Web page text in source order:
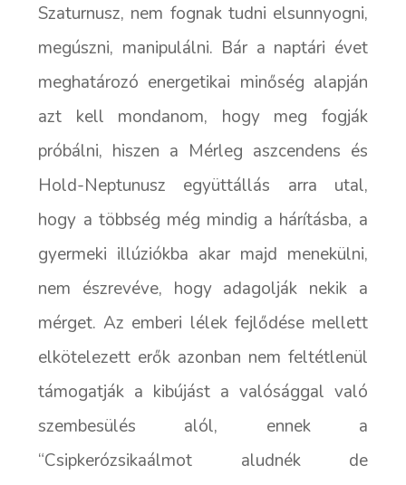
Szaturnusz, nem fognak tudni elsunnyogni,
megúszni, manipulálni. Bár a naptári évet
meghatározó energetikai minőség alapján
azt kell mondanom, hogy meg fogják
próbálni, hiszen a Mérleg aszcendens és
Hold-Neptunusz együttállás arra utal,
hogy a többség még mindig a hárításba, a
gyermeki illúziókba akar majd menekülni,
nem észrevéve, hogy adagolják nekik a
mérget. Az emberi lélek fejlődése mellett
elkötelezett erők azonban nem feltétlenül
támogatják a kibújást a valósággal való
szembesülés alól, ennek a
“Csipkerózsikaálmot aludnék de